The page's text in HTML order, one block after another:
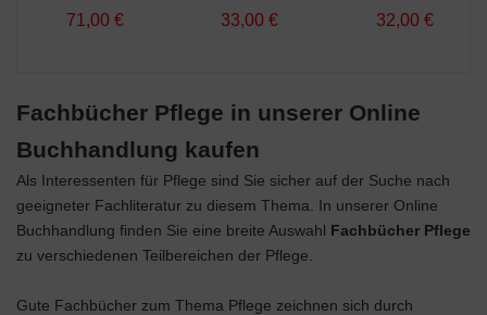
71,00 € 33,00 € 32,00 €
Fachbücher Pflege in unserer Online
Buchhandlung kaufen
Als Interessenten für Pflege sind Sie sicher auf der Suche nach
geeigneter Fachliteratur zu diesem Thema. In unserer Online
Buchhandlung finden Sie eine breite Auswahl Fachbücher Pflege
zu verschiedenen Teilbereichen der Pflege.
Gute Fachbücher zum Thema Pflege zeichnen sich durch